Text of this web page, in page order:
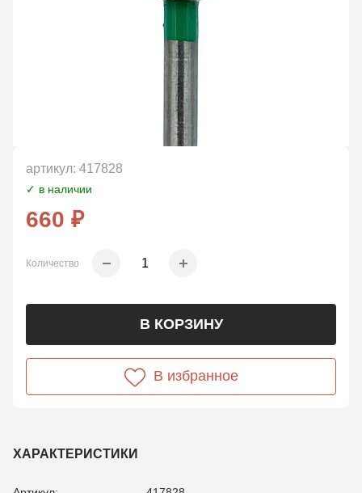
ХАРАКТЕРИСТИКИ
артикул: 417828
✓ в наличии
660 ₽
Количество
В КОРЗИНУ
В избранное